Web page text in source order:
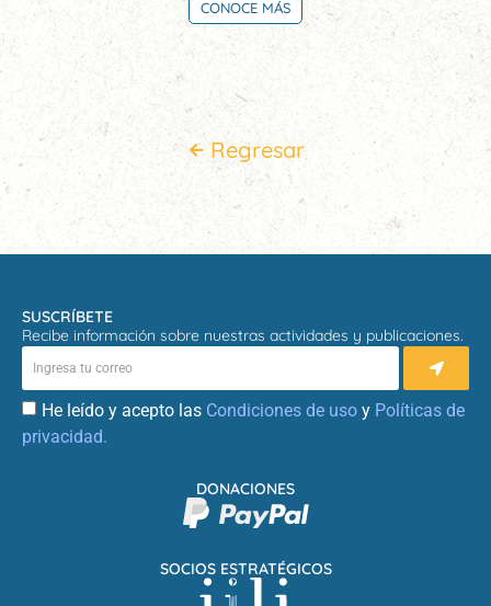
CONOCE MÁS
Regresar
SUSCRÍBETE
Recibe información sobre nuestras actividades y publicaciones.
He leído y acepto las Condiciones de uso y Políticas de
privacidad.
SOCIOS ESTRATÉGICOS
DONACIONES